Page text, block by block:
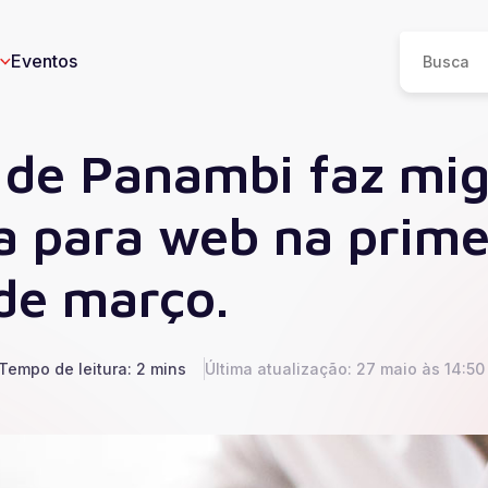
Educação
Eventos
Panambi faz
para web na
março.
Tempo de leitura: 2 mins Última atualização: 27 maio às 14:50